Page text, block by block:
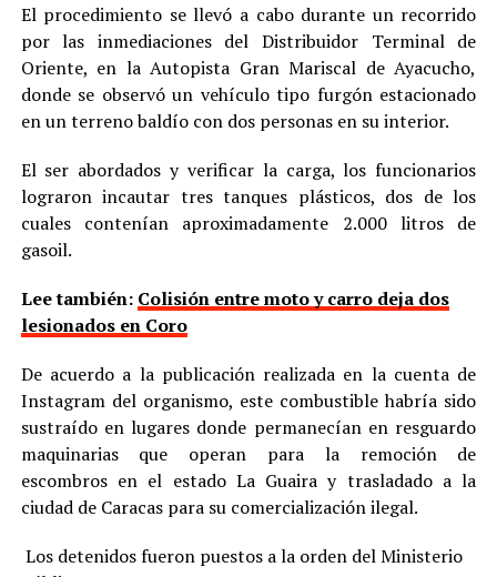
El procedimiento se llevó a cabo durante un recorrido
por las inmediaciones del Distribuidor Terminal de
Oriente, en la Autopista Gran Mariscal de Ayacucho,
donde se observó un vehículo tipo furgón estacionado
en un terreno baldío con dos personas en su interior.
El ser abordados y verificar la carga, los funcionarios
lograron incautar tres tanques plásticos, dos de los
cuales contenían aproximadamente 2.000 litros de
gasoil.
Lee también: Colisión entre moto y carro deja dos
lesionados en Coro
De acuerdo a la publicación realizada en la cuenta de
Instagram del organismo, este combustible habría sido
sustraído en lugares donde permanecían en resguardo
maquinarias que operan para la remoción de
escombros en el estado La Guaira y trasladado a la
ciudad de Caracas para su comercialización ilegal.
Los detenidos fueron puestos a la orden del Ministerio